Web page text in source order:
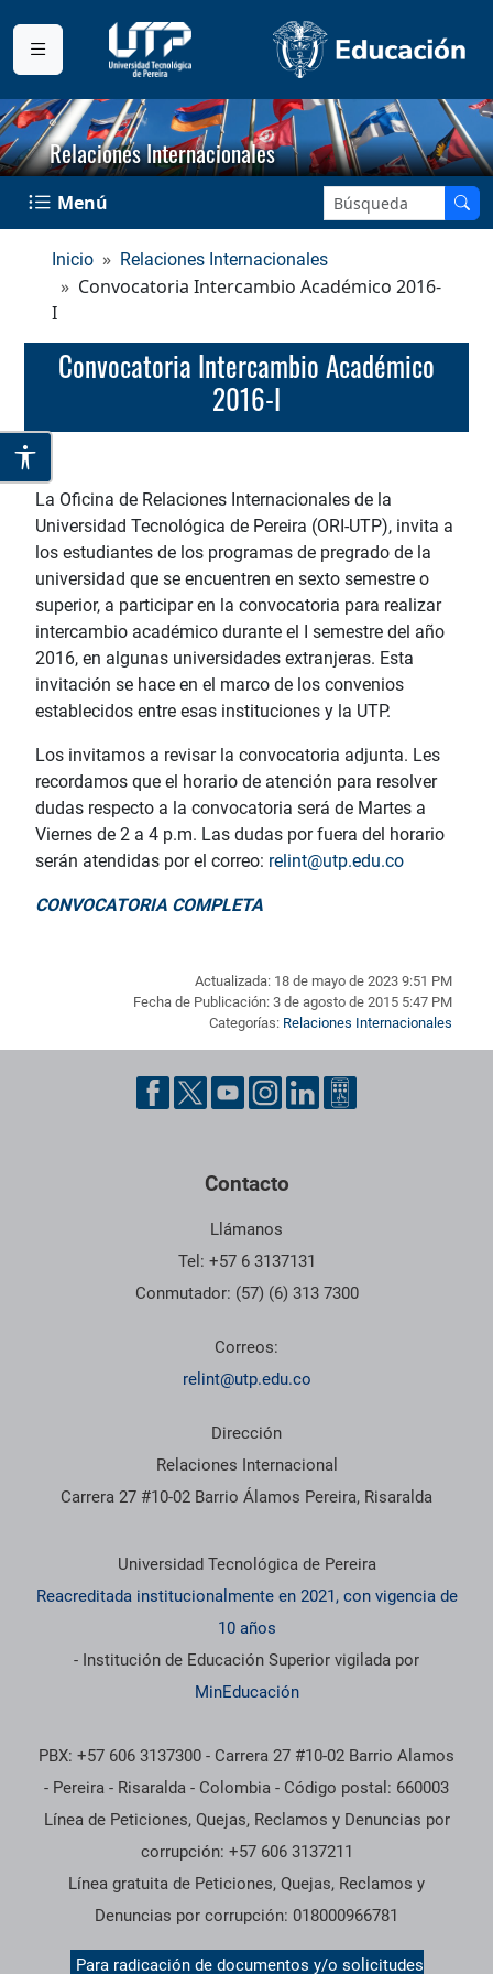
Relaciones Internacionales
Menú Buscar en el sitio:
Inicio Relaciones Internacionales
Convocatoria Intercambio Académico 2016-
I
Convocatoria Intercambio Académico
2016-I
La Oficina de Relaciones Internacionales de la
Universidad Tecnológica de Pereira (ORI-UTP), invita a
los estudiantes de los programas de pregrado de la
universidad que se encuentren en sexto semestre o
superior, a participar en la convocatoria para realizar
intercambio académico durante el I semestre del año
2016, en algunas universidades extranjeras. Esta
invitación se hace en el marco de los convenios
establecidos entre esas instituciones y la UTP.
Los invitamos a revisar la convocatoria adjunta. Les
recordamos que el horario de atención para resolver
dudas respecto a la convocatoria será de Martes a
Viernes de 2 a 4 p.m. Las dudas por fuera del horario
serán atendidas por el correo: relint@utp.edu.co
CONVOCATORIA COMPLETA
Actualizada: 18 de mayo de 2023 9:51 PM
Fecha de Publicación: 3 de agosto de 2015 5:47 PM
Categorías: Relaciones Internacionales
Pie de página con información de contacto, redes sociales y
Contacto
Llámanos
Tel: +57 6 3137131
Conmutador: (57) (6) 313 7300
Correos:
relint@utp.edu.co
Dirección
Relaciones Internacional
Carrera 27 #10-02 Barrio Álamos Pereira, Risaralda
Información institucional
Universidad Tecnológica de Pereira
Reacreditada institucionalmente en 2021, con vigencia de
10 años
- Institución de Educación Superior vigilada por
MinEducación
PBX: +57 606 3137300 - Carrera 27 #10-02 Barrio Alamos
- Pereira - Risaralda - Colombia - Código postal: 660003
Línea de Peticiones, Quejas, Reclamos y Denuncias por
corrupción: +57 606 3137211
Línea gratuita de Peticiones, Quejas, Reclamos y
Denuncias por corrupción: 018000966781
Para radicación de documentos y/o solicitudes